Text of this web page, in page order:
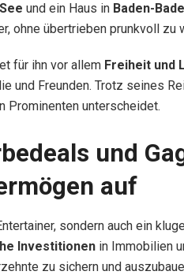
und ein Haus in Baden-
ohne übertrieben prunkvoll zu
für ihn vor allem Freiheit und
und Freunden. Trotz seines
Prominenten unterscheidet.
und
auf
sondern auch ein
Investitionen in Immobilien
zu sichern und